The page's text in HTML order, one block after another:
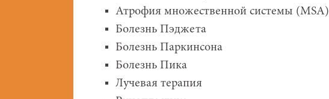
Атрофия множественной системы (MSA)
Болезнь Пэджета
Болезнь Паркинсона
Болезнь Пика
Лучевая терапия